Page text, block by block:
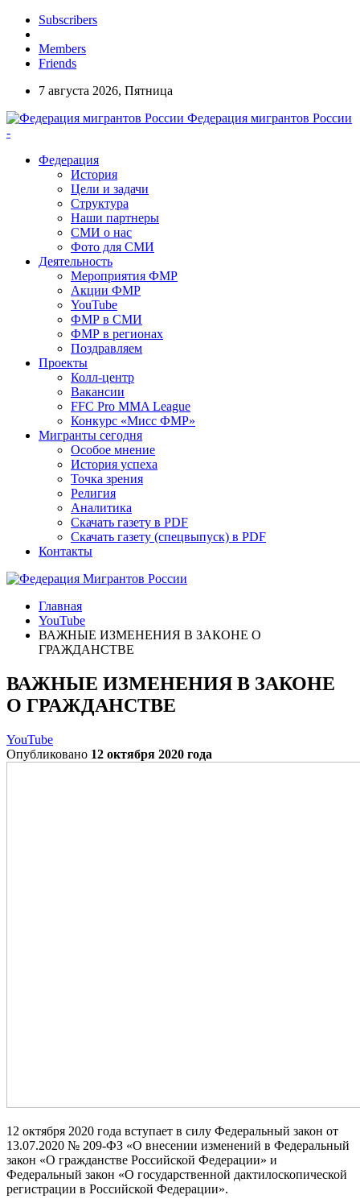
Subscribers
Members
Friends
7 августа 2026, Пятница
Федерация мигрантов России
-
Федерация
История
Цели и задачи
Структура
Наши партнеры
СМИ о нас
Фото для СМИ
Деятельность
Мероприятия ФМР
Акции ФМР
YouTube
ФМР в СМИ
ФМР в регионах
Поздравляем
Проекты
Колл-центр
Вакансии
FFC Pro MMA League
Конкурс «Мисс ФМР»
Мигранты сегодня
Особое мнение
История успеха
Точка зрения
Религия
Аналитика
Скачать газету в PDF
Скачать газету (спецвыпуск) в PDF
Контакты
Главная
YouTube
ВАЖНЫЕ ИЗМЕНЕНИЯ В ЗАКОНЕ О
ГРАЖДАНСТВЕ
ВАЖНЫЕ ИЗМЕНЕНИЯ В ЗАКОНЕ
О ГРАЖДАНСТВЕ
YouTube
Опубликовано 12 октября 2020 года
12 октября 2020 года вступает в силу Федеральный закон от
13.07.2020 № 209-ФЗ «О внесении изменений в Федеральный
закон «О гражданстве Российской Федерации» и
Федеральный закон «О государственной дактилоскопической
регистрации в Российской Федерации».